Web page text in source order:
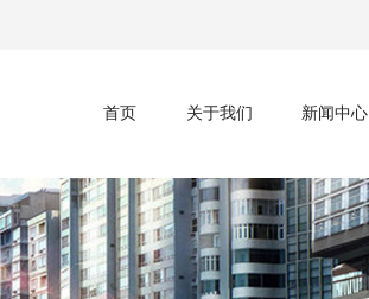
首页 关于我们 新闻中心